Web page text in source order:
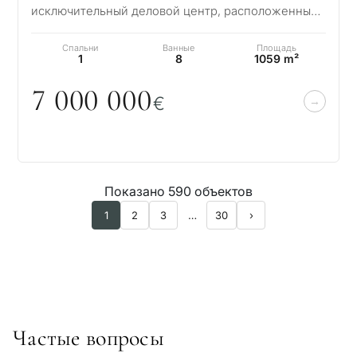
исключительный деловой центр, расположенный
Спальни
1
Ванные
8
Площадь
1059 m²
7 000 000€
Показано 590 объектов
1 2 3 … 30 ›
Частые вопросы